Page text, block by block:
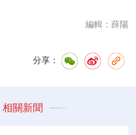
編輯：薛陽
分享：
相關新聞